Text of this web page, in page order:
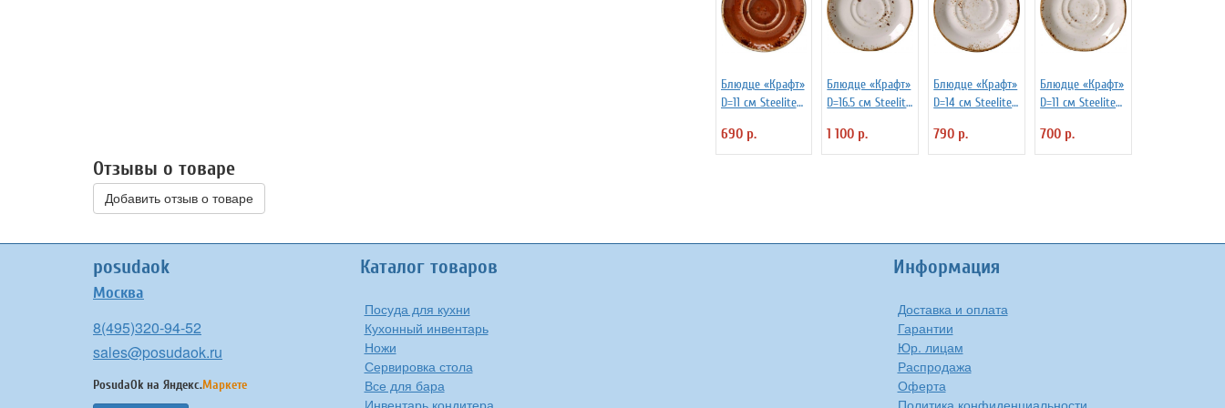
Блюдце «Крафт»
D=11 см Steelite
690 р.
Блюдце «Крафт»
D=16.5 см Steelite
1 100 р.
Блюдце «Крафт»
D=14 см Steelite
790 р.
Блюдце «Крафт»
D=11 см Steelite
700 р.
Отзывы о товаре
Добавить отзыв о товаре
posudaok
Москва
8(495)320-94-52
sales@posudaok.ru
PosudaOk на Яндекс.Маркете
Каталог товаров
Посуда для кухни
Кухонный инвентарь
Ножи
Сервировка стола
Все для бара
Инвентарь кондитера
Информация
Доставка и оплата
Гарантии
Юр. лицам
Распродажа
Оферта
Политика конфиденциальности